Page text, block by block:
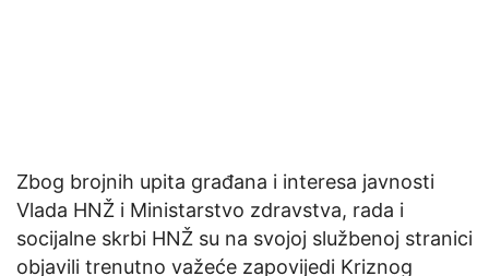
Zbog brojnih upita građana i interesa javnosti
Vlada HNŽ i Ministarstvo zdravstva, rada i
socijalne skrbi HNŽ su na svojoj službenoj stranici
objavili trenutno važeće zapovijedi Kriznog